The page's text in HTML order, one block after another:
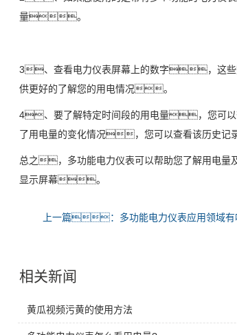
量。
3、查看电力仪表屏幕上的数字，这
供更好的了解您的用电情况。
4、要了解特定时间段的用电量，您可
了用电量的变化情况，您可以查看该历史
总之，多功能电力仪表可以帮助您了解用电
显示屏幕。
上一篇：多功能电力仪表应用领域
相关新闻
黄瓜视频污黄的使用方法